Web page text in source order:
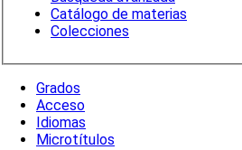
Catálogo de materias
Colecciones
Grados
Acceso
Idiomas
Microtítulos